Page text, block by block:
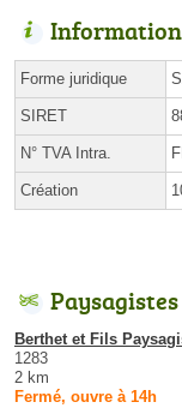
Forme juridique
SIRET
N° TVA Intra.
Création
Berthet et Fils
1283
2 km
Fermé, ouvre à 14h